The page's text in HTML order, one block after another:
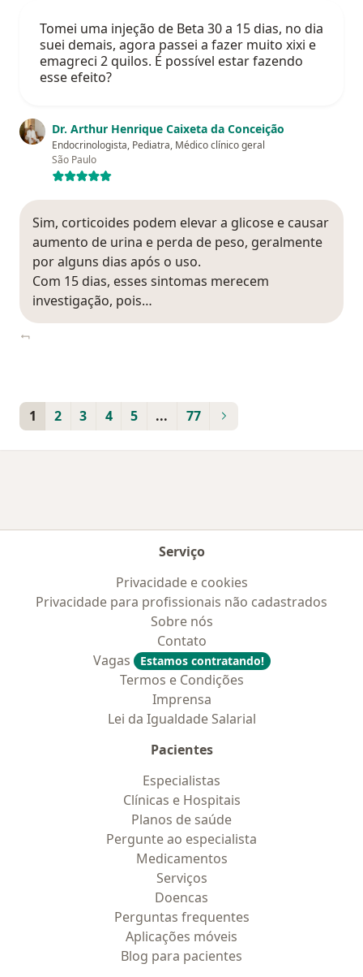
Tomei uma injeção de Beta 30 a 15 dias, no dia
suei demais, agora passei a fazer muito xixi e
emagreci 2 quilos. É possível estar fazendo
esse efeito?
Dr. Arthur Henrique Caixeta da Conceição
Endocrinologista, Pediatra, Médico clínico geral
São Paulo
Sim, corticoides podem elevar a glicose e causar
aumento de urina e perda de peso, geralmente
por alguns dias após o uso.
Com 15 dias, esses sintomas merecem
investigação, pois…
1 2 3 4 5 ... 77
Serviço
Privacidade e cookies
Privacidade para profissionais não cadastrados
Sobre nós
Contato
Vagas
Estamos contratando!
Termos e Condições
Imprensa
Lei da Igualdade Salarial
Pacientes
Especialistas
Clínicas e Hospitais
Planos de saúde
Pergunte ao especialista
Medicamentos
Serviços
Doencas
Perguntas frequentes
Aplicações móveis
Blog para pacientes